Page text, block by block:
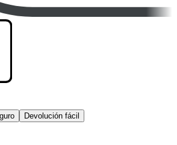
Devolución fácil